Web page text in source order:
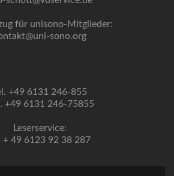
für unisono-Mitglieder:
sono.org
+49 6131 246-855
+49 6131 246-75855
Leserservice:
+ 49 6123 92 38 287